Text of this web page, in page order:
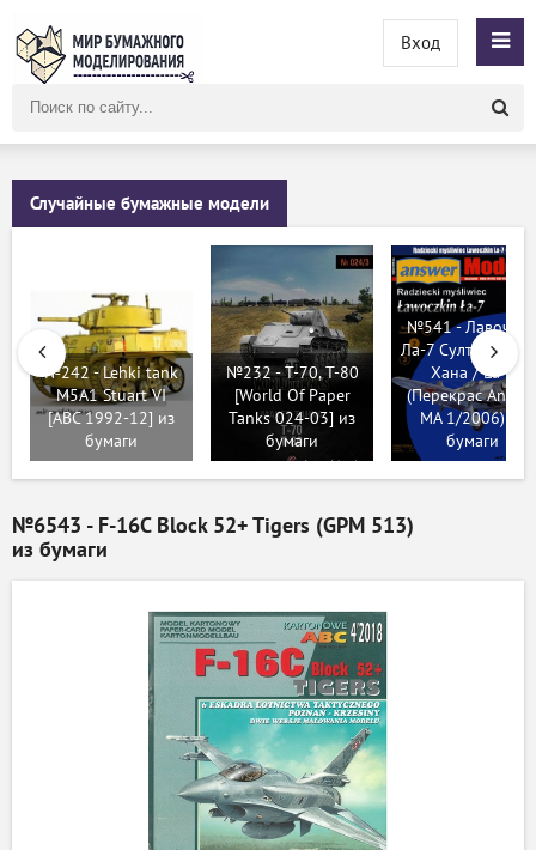
сайту
Вход
Случайные бумажные модели
№242 - Lehki tank
M5A1 Stuart VI
[ABC 1992-12] из
бумаги
№232 - Т-70, T-80
[World Of Paper
Tanks 024-03] из
бумаги
№541 -
Ла-7 Султана
Хана / La-7
(Перекрас
MA 1/2006) из
бумаги
№6543 - F-16C Block 52+ Tigers (GPM 513)
из бумаги